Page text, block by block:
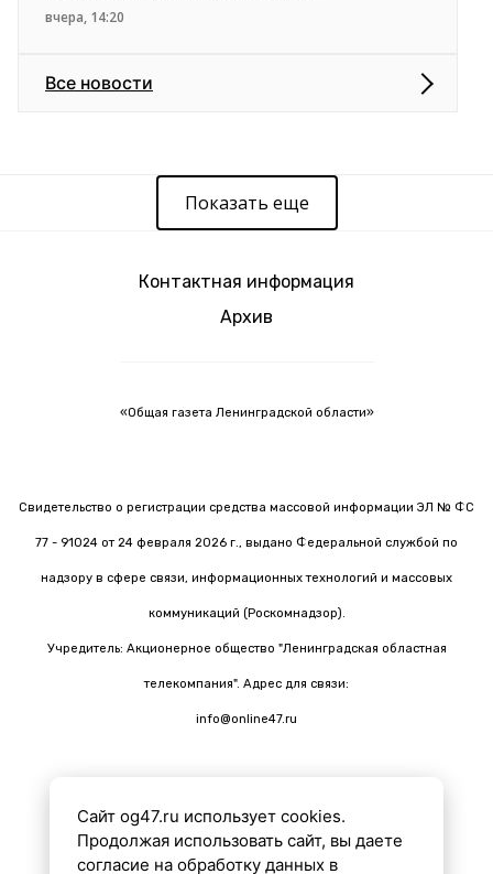
вчера, 14:20
Все новости
Показать еще
Контактная информация
Архив
«Общая газета Ленинградской области»
Свидетельство о регистрации средства массовой информации ЭЛ № ФС
77 - 91024 от 24 февраля 2026 г., выдано Федеральной службой по
надзору в сфере связи, информационных технологий и массовых
коммуникаций (Роскомнадзор).
Учредитель: Акционерное общество "Ленинградская областная
телекомпания". Адрес для связи:
info@online47.ru
Все материалы на сайте подготовлены с помощью ИИ
Сайт og47.ru использует cookies.
Продолжая использовать сайт, вы даете
согласие на обработку данных в